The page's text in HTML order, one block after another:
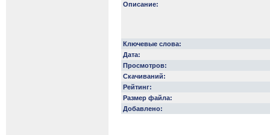
Описание:
Ключевые слова:
Дата:
Просмотров:
Скачиваний:
Рейтинг:
Размер файла:
Добавлено: